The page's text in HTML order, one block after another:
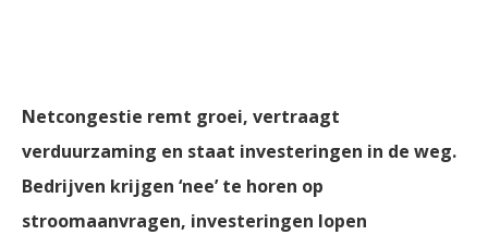
Netcongestie remt groei, vertraagt
verduurzaming en staat investeringen in de weg.
Bedrijven krijgen ‘nee’ te horen op
stroomaanvragen, investeringen lopen